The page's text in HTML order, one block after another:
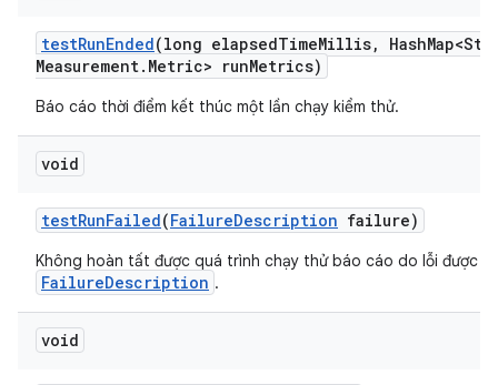
testRunEnded(long elapsedTimeMillis, Hash
Measurement. Metric> runMetrics)
Báo cáo thời điểm kết thúc một lần chạy kiểm thử.
void
testRunFailed(FailureDescription failure)
Không hoàn tất được quá trình chạy thử báo cáo do lỗi được
FailureDescription .
void